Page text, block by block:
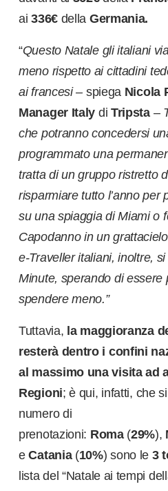
ai 336€ della Germania.
“Questo Natale gli italiani
meno rispetto ai cittadini
ai francesi – spiega Nicola
Manager Italy di Tripsta –
che potranno concedersi
programmato una
tratta di un gruppo ristretto
risparmiare tutto l’anno per
su una spiaggia di Miami o
Capodanno in un
e-Traveller italiani, inoltre,
Minute, sperando di essere
spendere meno.”
Tuttavia, la maggioranza
resterà dentro i confini
al massimo una visita ad
Regioni; è qui, infatti, che
numero di
prenotazioni: Roma (29%),
eCatania (10%) sono le 3
lista del “Natale ai tempi